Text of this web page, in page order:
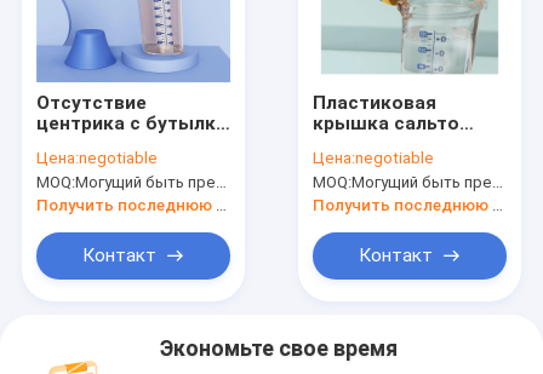
Отсутствие
центрика с бутылки
сальто действия
фталаты свободное
PPSU BPA 6 Oz
Цена:negotiable
MOQ:Могущий быть предметом переговоров
Получить последнюю цену
Контакт
Пластиковая
крышка сальто
свободные
180ml/240ml 8
бутылок молока Oz
Цена:negotiable
MOQ:Могущий быть предметом переговоров
Получить последнюю цену
Контакт
Экономьте свое время